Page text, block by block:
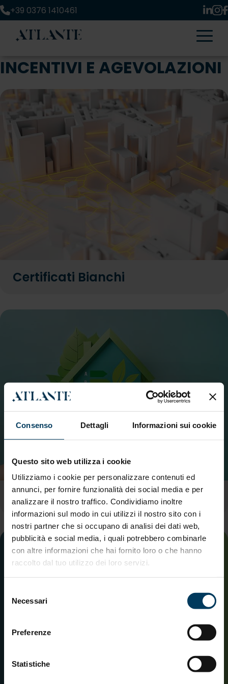
Consenso Dettagli Informazioni sui cookie
Questo sito web utilizza i cookie
Utilizziamo i cookie per personalizzare contenuti ed
annunci, per fornire funzionalità dei social media e per
analizzare il nostro traffico. Condividiamo inoltre
informazioni sul modo in cui utilizzi il nostro sito con i
nostri partner che si occupano di analisi dei dati web,
pubblicità e social media, i quali potrebbero combinarle
con altre informazioni che hai fornito loro o che hanno
raccolto dal tuo utilizzo dei loro servizi.
delNecessari
Preferenze
Statistiche
+39 0376 1410461
INCENTIVI E AGEVOLAZIONI
Certificati Bianchi
Conto Termico